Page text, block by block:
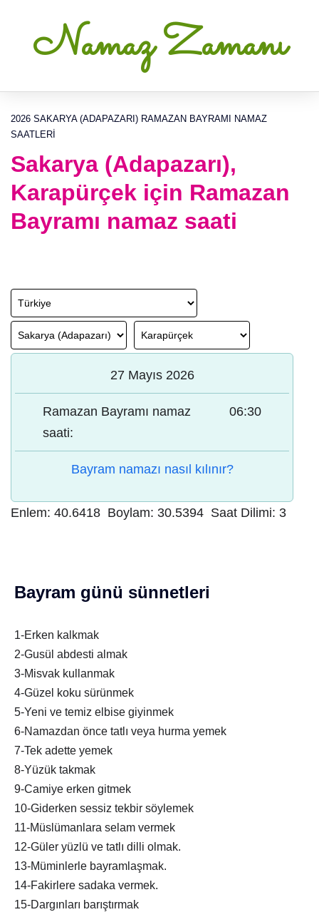
Namaz Zamanı
2026 SAKARYA (ADAPAZARI) RAMAZAN BAYRAMI NAMAZ
SAATLERI
Sakarya (Adapazarı),
Karapürçek için Ramazan
Bayramı namaz saati
27 Mayıs 2026
Ramazan Bayramı namaz
saati:
06:30
Bayram namazı nasıl kılınır?
Enlem: 40.6418 Boylam: 30.5394 Saat Dilimi: 3
Bayram günü sünnetleri
1-Erken kalkmak
2-Gusül abdesti almak
3-Misvak kullanmak
4-Güzel koku sürünmek
5-Yeni ve temiz elbise giyinmek
6-Namazdan önce tatlı veya hurma yemek
7-Tek adette yemek
8-Yüzük takmak
9-Camiye erken gitmek
10-Giderken sessiz tekbir söylemek
11-Müslümanlara selam vermek
12-Güler yüzlü ve tatlı dilli olmak.
13-Müminlerle bayramlaşmak.
14-Fakirlere sadaka vermek.
15-Dargınları barıştırmak